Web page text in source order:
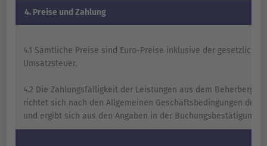
4. Preise und Zahlung
4.1 Sämtliche Preise sind Euro-Preise inklusive der gesetzlichen
Umsatzsteuer.
4.2 Die Zahlungsfälligkeit der Leistungen aus dem
richtet sich nach den Allgemeinen Geschäftsbedingungen des
und ergibt sich aus den Angaben in der Buchungsbestätigung.